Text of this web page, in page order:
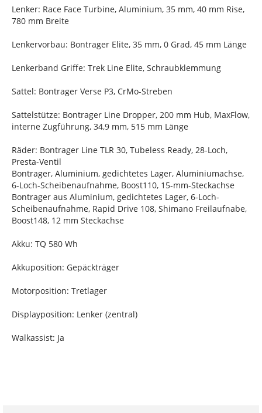
Lenker: Race Face Turbine, Aluminium, 35 mm, 40 mm Rise,
780 mm Breite
Lenkervorbau: Bontrager Elite, 35 mm, 0 Grad, 45 mm Länge
Lenkerband Griffe: Trek Line Elite, Schraubklemmung
Sattel: Bontrager Verse P3, CrMo-Streben
Sattelstütze: Bontrager Line Dropper, 200 mm Hub, MaxFlow,
interne Zugführung, 34,9 mm, 515 mm Länge
Räder: Bontrager Line TLR 30, Tubeless Ready, 28-Loch,
Presta-Ventil
Bontrager, Aluminium, gedichtetes Lager, Aluminiumachse,
6-Loch-Scheibenaufnahme, Boost110, 15-mm-Steckachse
Bontrager aus Aluminium, gedichtetes Lager, 6-Loch-
Scheibenaufnahme, Rapid Drive 108, Shimano Freilaufnabe,
Boost148, 12 mm Steckachse
Akku: TQ 580 Wh
Akkuposition: Gepäckträger
Motorposition: Tretlager
Displayposition: Lenker (zentral)
Walkassist: Ja